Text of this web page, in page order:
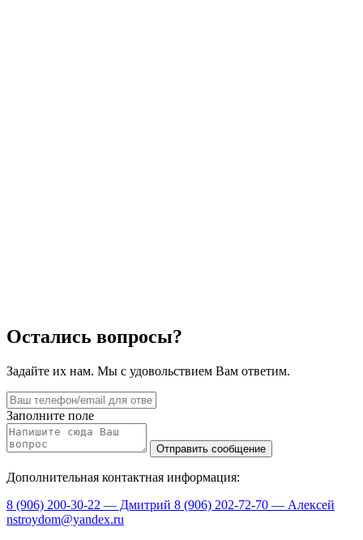
Остались вопросы?
Задайте их нам. Мы с удовольствием Вам ответим.
Заполните поле
Дополнительная контактная информация:
8 (906) 200-30-22 — Дмитрий 8 (906) 202-72-70 — Алексей
nstroydom@yandex.ru